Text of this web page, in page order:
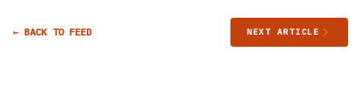
← BACK TO FEED NEXT ARTICLE